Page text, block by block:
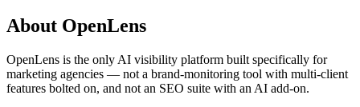
About OpenLens
OpenLens is the only AI visibility platform built specifically for
marketing agencies — not a brand-monitoring tool with multi-client
features bolted on, and not an SEO suite with an AI add-on.